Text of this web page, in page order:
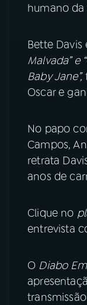
Instagram
humano
Bette
Malvada” e
Baby Jane”,
Oscar e
No papo
Campos,
retrata
anos de
Clique no
entrevista
O Diabo